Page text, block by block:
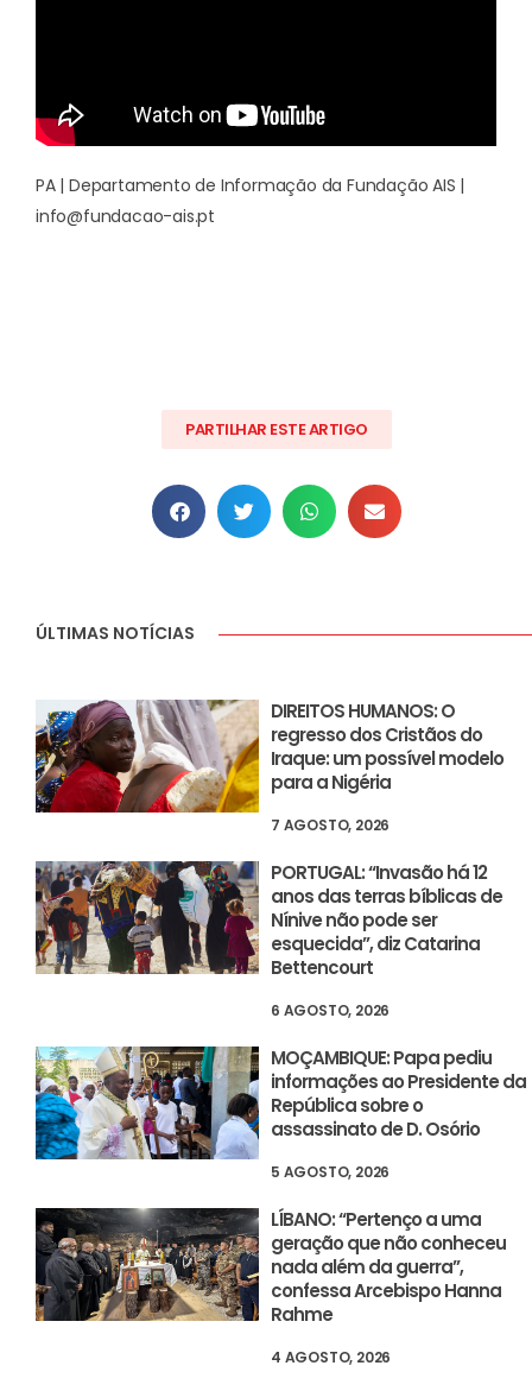
PA | Departamento de Informação da Fundação AIS |
info@fundacao-ais.pt
PARTILHAR ESTE ARTIGO
ÚLTIMAS NOTÍCIAS
DIREITOS HUMANOS: O
regresso dos Cristãos do
Iraque: um possível modelo
para a Nigéria
7 AGOSTO, 2026
PORTUGAL: “Invasão há 12
anos das terras bíblicas de
Nínive não pode ser
esquecida”, diz Catarina
Bettencourt
6 AGOSTO, 2026
MOÇAMBIQUE: Papa pediu
informações ao Presidente da
República sobre o
assassinato de D. Osório
5 AGOSTO, 2026
LÍBANO: “Pertenço a uma
geração que não conheceu
nada além da guerra”,
confessa Arcebispo Hanna
Rahme
4 AGOSTO, 2026